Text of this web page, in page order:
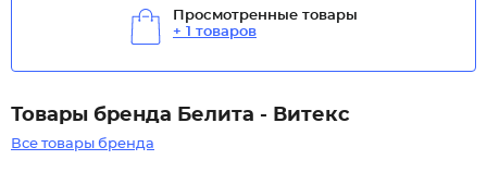
Просмотренные товары
+ 1 товаров
Товары бренда Белита - Витекс
Все товары бренда